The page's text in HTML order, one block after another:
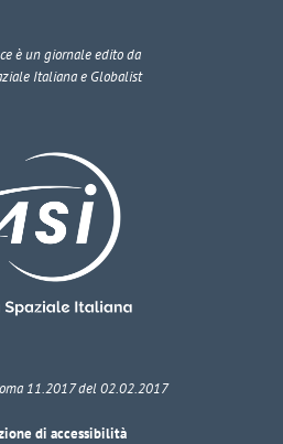
è un giornale edito da
Italiana e Globalist
11.2017 del 02.02.2017
di accessibilità